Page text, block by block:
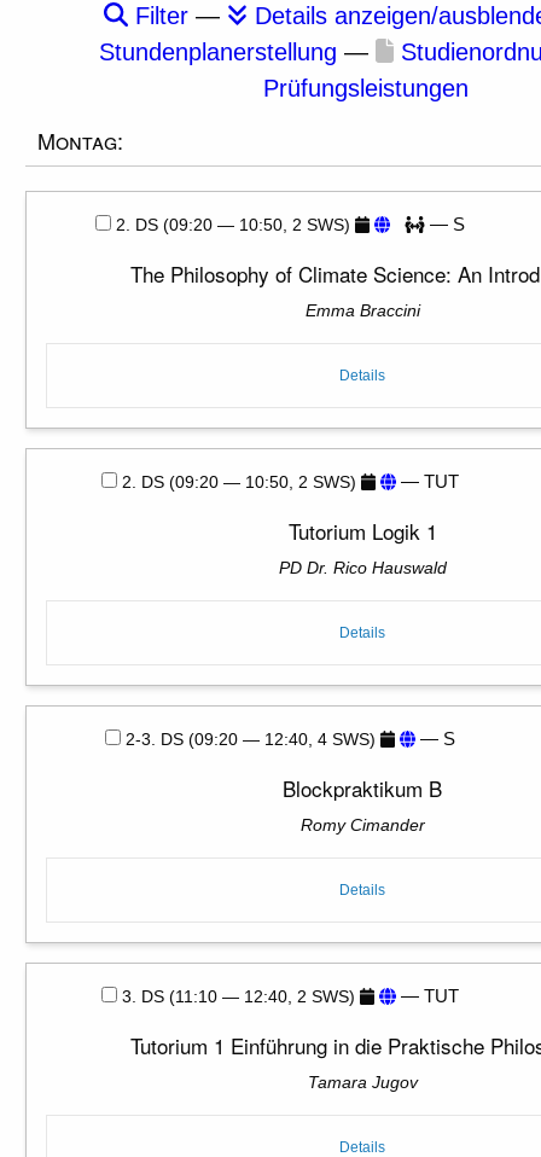
Filter—
Details anzeigen/
Stundenplanerstellung —
Prüfungsleistungen
Montag:
2. DS (09:20 — 10:50, 2 SWS) — S
The Philosophy of Climate Science: An
Emma Braccini
Details
2. DS (09:20 — 10:50, 2 SWS) — TUT
Tutorium Logik 1
PD Dr. Rico Hauswald
Details
2-3. DS (09:20 — 12:40, 4 SWS) — S
Blockpraktikum B
Romy Cimander
Details
3. DS (11:10 — 12:40, 2 SWS) — TUT
Tutorium 1 Einführung in die Praktische
Tamara Jugov
Details